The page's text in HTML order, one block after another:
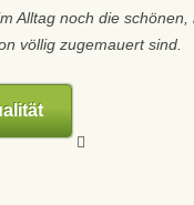
Alltag noch die
völlig zugemauert sind.
